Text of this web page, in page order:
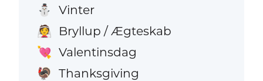
⛄ Vinter
👰 Bryllup / Ægteskab
💘 Valentinsdag
🦃 Thanksgiving